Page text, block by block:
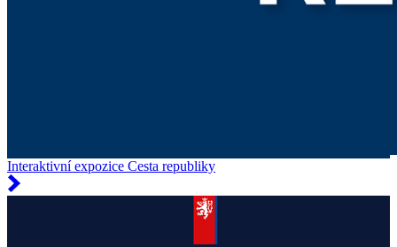
Interaktivní expozice Cesta republiky